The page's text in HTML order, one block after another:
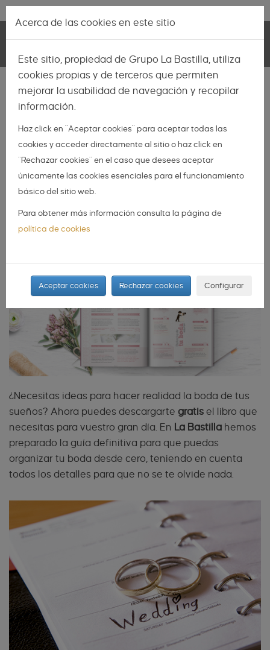
Pasar al contenido principal
navigation
INSPIRACIÓN
NOVIOS
ORGANIZA TU BODA
DIARIO DE UNA BODA
El libro imprescindible
¿Necesitas ideas para hacer realidad la boda de tus
sueños? Ahora puedes descargarte gratis el libro que
necesitas para vuestro gran día. En La Bastilla hemos
preparado la guía definitiva para que puedas
organizar tu boda desde cero, teniendo en cuenta
todos los detalles para que no se te olvide nada.
Acerca de las cookies en este sitio
Este sitio, propiedad de Grupo La Bastilla, utiliza
cookies propias y de terceros que permiten
mejorar la usabilidad de navegación y recopilar
información.
Haz click en "Aceptar cookies" para aceptar todas las
cookies y acceder directamente al sitio o haz click en
"Rechazar cookies" en el caso que desees aceptar
únicamente las cookies esenciales para el funcionamiento
básico del sitio web.
Para obtener más información consulta la página de
política de cookies
Aceptar cookies Rechazar cookies Configurar